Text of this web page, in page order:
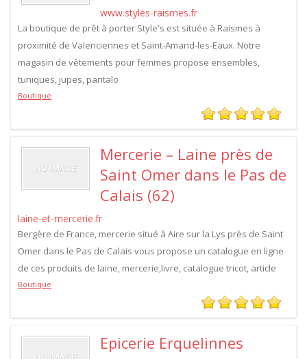
www.styles-raismes.fr
La boutique de prêt à porter Style's est située à Raismes à
proximité de Valenciennes et Saint-Amand-les-Eaux. Notre
magasin de vêtements pour femmes propose ensembles,
tuniques, jupes, pantalo
Boutique
Mercerie – Laine près de
Saint Omer dans le Pas de
Calais (62)
laine-et-mercerie.fr
Bergère de France, mercerie situé à Aire sur la Lys près de Saint
Omer dans le Pas de Calais vous propose un catalogue en ligne
de ces produits de laine, mercerie,livre, catalogue tricot, article
Boutique
Epicerie Erquelinnes